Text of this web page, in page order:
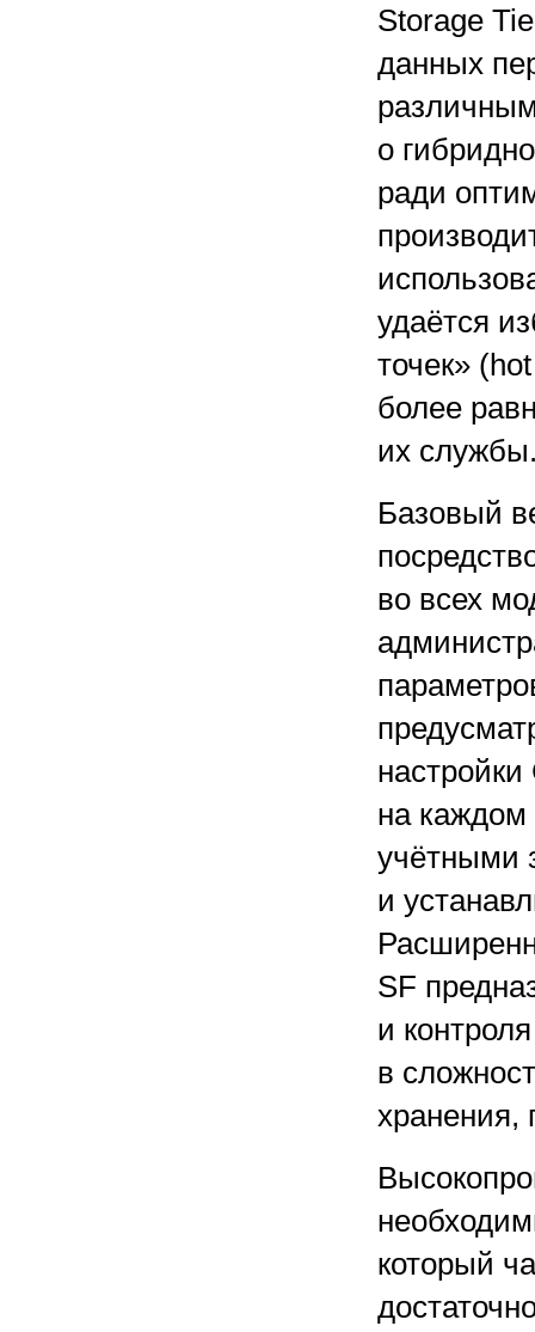
Storage
данных
о
ради
удаётся
точек»
более
их
Базовый
во всех
на каждом
учётными
и
SF
и
в
хранения,
который